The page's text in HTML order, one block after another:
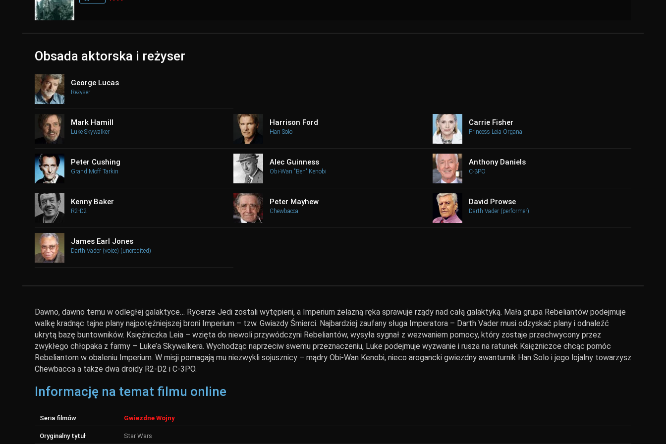
Obsada aktorska i reżyser
George Lucas
Reżyser
Mark Hamill
Luke Skywalker
Harrison Ford
Han Solo
Carrie Fisher
Princess Leia Organa
Peter Cushing
Grand Moff Tarkin
Alec Guinness
Obi-Wan "Ben" Kenobi
Anthony Daniels
C-3PO
Kenny Baker
R2-D2
Peter Mayhew
Chewbacca
David Prowse
Darth Vader (performer)
James Earl Jones
Darth Vader (voice) (uncredited)
Dawno, dawno temu w odległej galaktyce… Rycerze Jedi zostali wytępieni, a Imperium żelazną ręka sprawuje rządy nad całą galaktyką. Mała grupa Rebeliantów podejmuje
walkę kradnąc tajne plany najpotężniejszej broni Imperium – tzw. Gwiazdy Śmierci. Najbardziej zaufany sługa Imperatora – Darth Vader musi odzyskać plany i odnaleźć
ukrytą bazę buntowników. Księżniczka Leia – wzięta do niewoli przywódczyni Rebeliantów, wysyła sygnał z wezwaniem pomocy, który zostaje przechwycony przez
zwykłego chłopaka z farmy – Luke’a Skywalkera. Wychodząc naprzeciw swemu przeznaczeniu, Luke podejmuje wyzwanie i rusza na ratunek Księżniczce chcąc pomóc
Rebeliantom w obaleniu Imperium. W misji pomagają mu niezwykli sojusznicy – mądry Obi-Wan Kenobi, nieco arogancki gwiezdny awanturnik Han Solo i jego lojalny towarzysz
Chewbacca a także dwa droidy R2-D2 i C-3PO.
Informację na temat filmu online
Seria filmów Gwiezdne Wojny
Oryginalny tytuł Star Wars